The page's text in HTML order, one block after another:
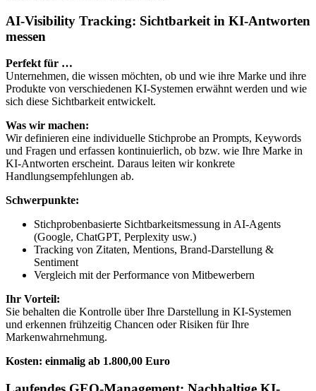
AI-Visibility Tracking: Sichtbarkeit in KI-Antworten
messen
Perfekt für …
Unternehmen, die wissen möchten, ob und wie ihre Marke und ihre
Produkte von verschiedenen KI-Systemen erwähnt werden und wie
sich diese Sichtbarkeit entwickelt.
Was wir machen:
Wir definieren eine individuelle Stichprobe an Prompts, Keywords
und Fragen und erfassen kontinuierlich, ob bzw. wie Ihre Marke in
KI-Antworten erscheint. Daraus leiten wir konkrete
Handlungsempfehlungen ab.
Schwerpunkte:
Stichprobenbasierte Sichtbarkeitsmessung in AI-Agents
(Google, ChatGPT, Perplexity usw.)
Tracking von Zitaten, Mentions, Brand-Darstellung &
Sentiment
Vergleich mit der Performance von Mitbewerbern
Ihr Vorteil:
Sie behalten die Kontrolle über Ihre Darstellung in KI-Systemen
und erkennen frühzeitig Chancen oder Risiken für Ihre
Markenwahrnehmung.
Kosten: einmalig ab 1.800,00 Euro